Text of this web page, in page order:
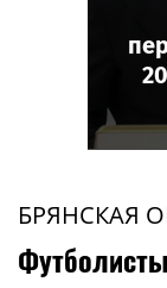
БРЯНСКАЯ